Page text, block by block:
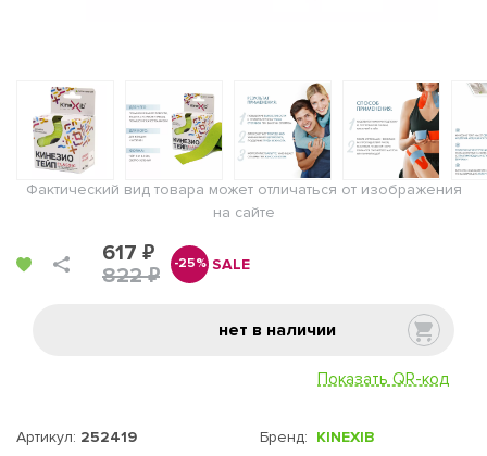
Фактический вид товара может отличаться от изображения
на сайте
617 ₽
822 ₽
-25% SALE
нет в наличии
Показать QR-код
Артикул: 252419
Бренд: KINEXIB